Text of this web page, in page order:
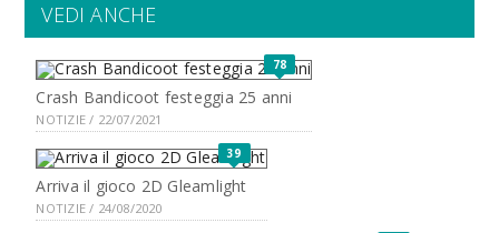
VEDI ANCHE
78
Crash Bandicoot festeggia 25 anni
NOTIZIE / 22/07/2021
39
Arriva il gioco 2D Gleamlight
NOTIZIE / 24/08/2020